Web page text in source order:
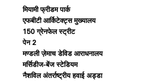
मियामी फ्रीडम पार्क
एफबीटी आर्किटेक्ट्स मुख्यालय
150 ग्रेनफेल स्ट्रीट
पेन 2
मण्डली ज़ेमाच डेविड आराधनालय
मर्सिडीज-बेंज स्टेडियम
नैशविल अंतर्राष्ट्रीय हवाई अड्डा